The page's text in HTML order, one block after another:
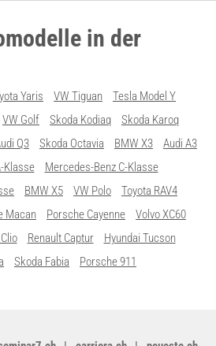
in der
Yaris VW Tiguan
Tesla Model Y
VW Golf Skoda Kodiaq
Skoda Karoq
Q3 Skoda Octavia BMW X3
Audi A3
Klasse
Mercedes-Benz C-Klasse
BMW X5 VW Polo
Toyota RAV4
Macan Porsche Cayenne
Volvo XC60
Renault Captur
Hyundai Tucson
Skoda Fabia Porsche 911